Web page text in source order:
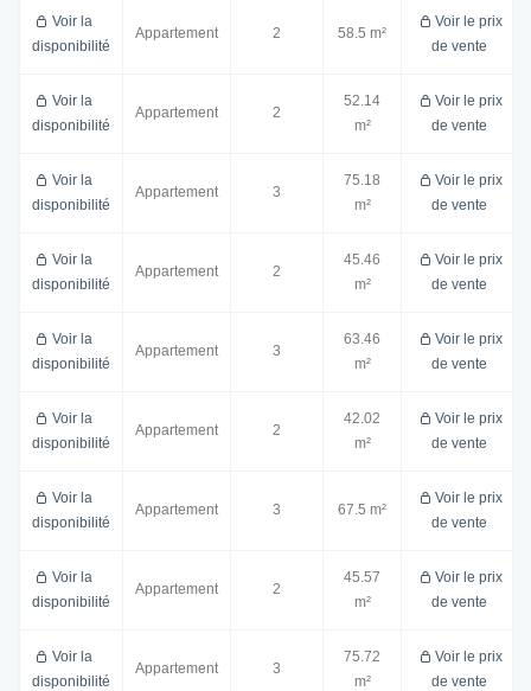
Voir la
disponibilité
Appartement 2 58.5 m²
Voir le prix
de vente
Voir la
disponibilité
Appartement 2
52.14
m²
Voir le prix
de vente
Voir la
disponibilité
Appartement 3
75.18
m²
Voir le prix
de vente
Voir la
disponibilité
Appartement 2
45.46
m²
Voir le prix
de vente
Voir la
disponibilité
Appartement 3
63.46
m²
Voir le prix
de vente
Voir la
disponibilité
Appartement 2
42.02
m²
Voir le prix
de vente
Voir la
disponibilité
Appartement 3 67.5 m²
Voir le prix
de vente
Voir la
disponibilité
Appartement 2
45.57
m²
Voir le prix
de vente
Voir la
disponibilité
Appartement 3
75.72
m²
Voir le prix
de vente